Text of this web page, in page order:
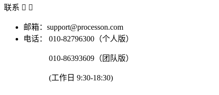
联系  
邮箱：support@processon.com
电话：
010-82796300（个人版）
010-86393609（团队版）
(工作日 9:30-18:30)